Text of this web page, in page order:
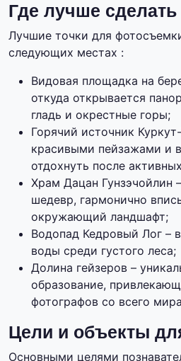
Где лучше
Лучшие точки для
следующих местах :
Видовая площадка на
откуда открывается
гладь и окрестные горы;
Горячий источник
красивыми пейзажами и
отдохнуть после
Храм Дацан Гунзэчойлин
шедевр, гармонично
окружающий ландшафт;
Водопад Кедровый Лог –
воды среди густого леса;
Долина гейзеров –
образование,
фотографов со всего
Цели и объекты
Основными целями